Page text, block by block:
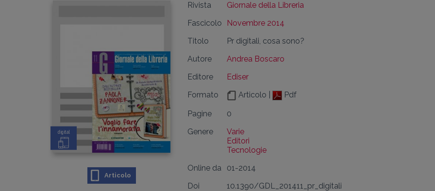
digital
Articolo
Rivista
Giornale della Libreria
Fascicolo
Novembre 2014
Titolo
Pr digitali, cosa sono?
Autore
Andrea Boscaro
Editore
Ediser
Formato
Articolo | Pdf
Pagine
0
Genere
Varie
Editori
Tecnologie
Online da
01-2014
Doi
10.1390/GDL_201411_pr_digitali